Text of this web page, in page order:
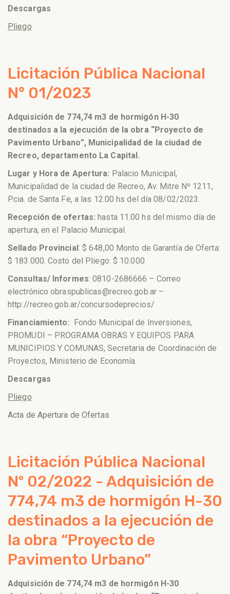
Descargas
Pliego
Licitación Pública Nacional
N° 01/2023
Adquisición de 774,74 m3 de hormigón H-30
destinados a la ejecución de la obra “Proyecto de
Pavimento Urbano”, Municipalidad de la ciudad de
Recreo, departamento La Capital.
Lugar y Hora de Apertura: Palacio Municipal,
Municipalidad de la ciudad de Recreo, Av. Mitre Nº 1211,
Pcia. de Santa Fe, a las 12.00 hs del día 08/02/2023.
Recepción de ofertas: hasta 11.00 hs del mismo día de
apertura, en el Palacio Municipal.
Sellado Provincial : $ 648,00 Monto de Garantía de Oferta:
$ 183.000. Costo del Pliego: $ 10.000
Consultas/ Informes: 0810-2686666 – Correo
electrónico obraspublicas@recreo.gob.ar –
http://recreo.gob.ar/concursodeprecios/
Financiamiento: Fondo Municipal de Inversiones,
PROMUDI – PROGRAMA OBRAS Y EQUIPOS PARA
MUNICIPIOS Y COMUNAS, Secretaria de Coordinación de
Proyectos, Ministerio de Economía.
Descargas
Pliego
Acta de Apertura de Ofertas
Licitación Pública Nacional
Nº 02/2022 - Adquisición de
774,74 m3 de hormigón H-30
destinados a la ejecución de
la obra “Proyecto de
Pavimento Urbano”
Adquisición de 774,74 m3 de hormigón H-30